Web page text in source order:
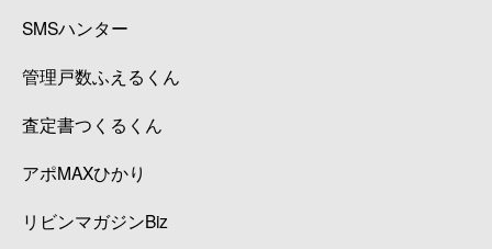
SMSハンター
管理戸数ふえるくん
査定書つくるくん
アポMAXひかり
リビンマガジンBiz